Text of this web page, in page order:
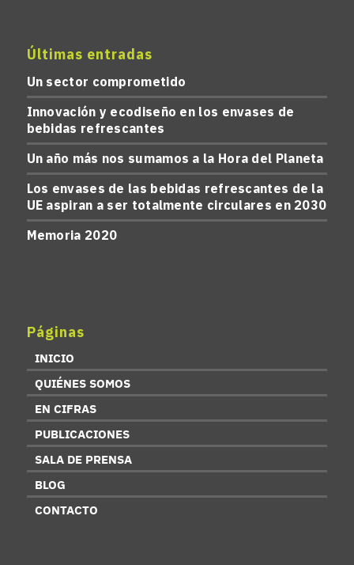
Últimas entradas
Un sector comprometido
Innovación y ecodiseño en los envases de
bebidas refrescantes
Un año más nos sumamos a la Hora del Planeta
Los envases de las bebidas refrescantes de la
UE aspiran a ser totalmente circulares en 2030
Memoria 2020
Páginas
INICIO
QUIÉNES SOMOS
EN CIFRAS
PUBLICACIONES
SALA DE PRENSA
BLOG
CONTACTO